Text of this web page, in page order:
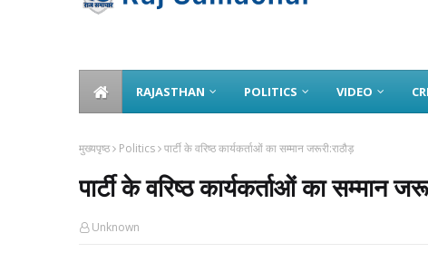
RAJASTHAN POLITICS VIDEO
मुख्यपृष्ठ Politics पार्टी के वरिष्ठ कार्यकर्ताओं का सम्मान जरूरी:राठौड़
पार्टी के वरिष्ठ कार्यकर्ताओं का सम्मान
Unknown